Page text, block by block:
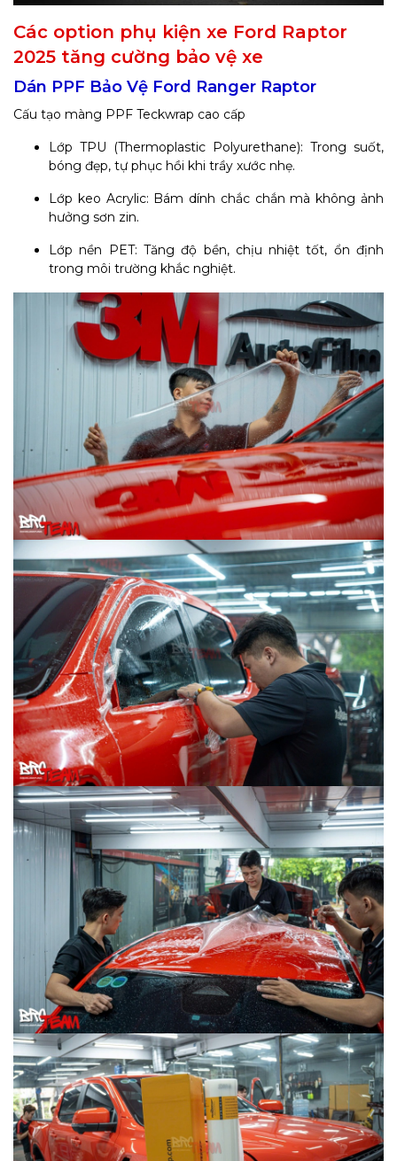
Các option phụ kiện xe Ford Raptor
2025 tăng cường bảo vệ xe
Dán PPF Bảo Vệ Ford Ranger Raptor
Cấu tạo màng PPF Teckwrap cao cấp
Lớp TPU (Thermoplastic Polyurethane): Trong suốt,
bóng đẹp, tự phục hồi khi trầy xước nhẹ.
Lớp keo Acrylic: Bám dính chắc chắn mà không ảnh
hưởng sơn zin.
Lớp nền PET: Tăng độ bền, chịu nhiệt tốt, ổn định
trong môi trường khắc nghiệt.